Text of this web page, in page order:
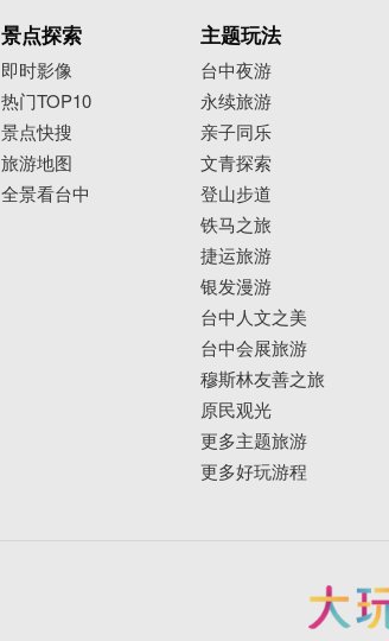
景点探索
即时影像
热门TOP10
景点快搜
旅游地图
全景看台中
主题玩法
台中夜游
永续旅游
亲子同乐
文青探索
登山步道
铁马之旅
捷运旅游
银发漫游
台中人文之美
台中会展旅游
穆斯林友善之旅
原民观光
更多主题旅游
更多好玩游程